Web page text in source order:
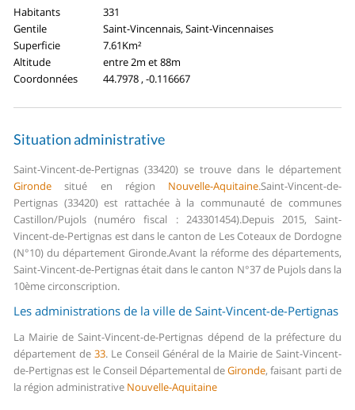
Habitants
331
Gentile
Saint-Vincennais, Saint-Vincennaises
Superficie
7.61Km²
Altitude
entre 2m et 88m
Coordonnées
44.7978 , -0.116667
Situation administrative
Saint-Vincent-de-Pertignas (33420) se trouve dans le département
Gironde situé en région Nouvelle-Aquitaine.Saint-Vincent-de-
Pertignas (33420) est rattachée à la communauté de communes
Castillon/Pujols (numéro fiscal : 243301454).Depuis 2015, Saint-
Vincent-de-Pertignas est dans le canton de Les Coteaux de Dordogne
(N°10) du département Gironde.Avant la réforme des départements,
Saint-Vincent-de-Pertignas était dans le canton N°37 de Pujols dans la
10ème circonscription.
Les administrations de la ville de Saint-Vincent-de-Pertignas
La Mairie de Saint-Vincent-de-Pertignas dépend de la préfecture du
département de33. Le Conseil Général de la Mairie de Saint-Vincent-
de-Pertignas est le Conseil Départemental deGironde, faisant parti de
la région administrative Nouvelle-Aquitaine